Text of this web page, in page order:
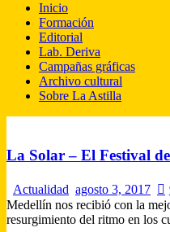
Inicio
Formación
Editorial
Lab. Deriva
Campañas gráficas
Archivo cultural
Sobre La Astilla
La Solar – El Festival
Actualidad agosto 3, 2017
Medellín nos recibió con la
resurgimiento del ritmo en los